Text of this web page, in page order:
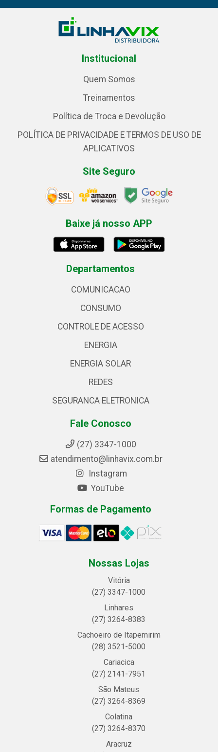
Institucional
Quem Somos
Treinamentos
Política de Troca e Devolução
POLÍTICA DE PRIVACIDADE E TERMOS DE USO DE
APLICATIVOS
Site Seguro
Baixe já nosso APP
Departamentos
COMUNICACAO
CONSUMO
CONTROLE DE ACESSO
ENERGIA
ENERGIA SOLAR
REDES
SEGURANCA ELETRONICA
Fale Conosco
(27) 3347-1000
atendimento@linhavix.com.br
Instagram
YouTube
Formas de Pagamento
Nossas Lojas
Vitória
(27) 3347-1000
Linhares
(27) 3264-8383
Cachoeiro de Itapemirim
(28) 3521-5000
Cariacica
(27) 2141-7951
São Mateus
(27) 3264-8369
Colatina
(27) 3264-8370
Aracruz